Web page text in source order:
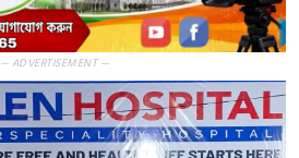
— ADVERTISEMENT —